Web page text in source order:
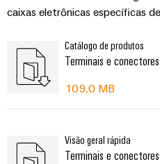
caixas eletrônicas específicas
Catálogo de produtos
Terminais e
109,0 MB
Visão geral rápida
Terminais e